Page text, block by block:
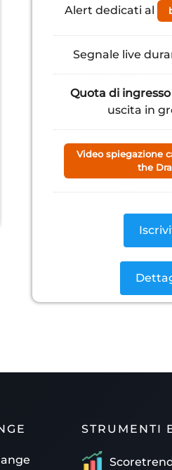
Alert dedicati al
Segnale live
Quota di
uscita in
Video spiegazione
the
STRUMENTI